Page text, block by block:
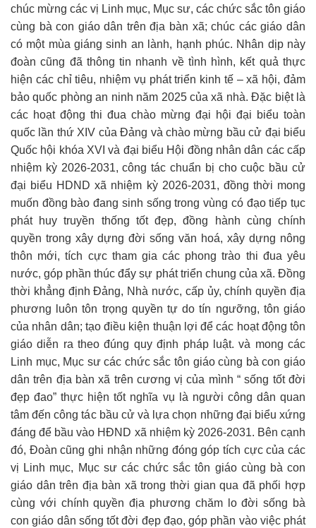
chúc mừng các vị Linh mục, Mục sư, các chức sắc tôn giáo
cùng bà con giáo dân trên địa bàn xã; chúc các giáo dân
có một mùa giáng sinh an lành, hạnh phúc. Nhân dịp này
đoàn cũng đã thông tin nhanh về tình hình, kết quả thực
hiện các chỉ tiêu, nhiệm vụ phát triển kinh tế – xã hội, đảm
bảo quốc phòng an ninh năm 2025 của xã nhà. Đặc biệt là
các hoạt động thi đua chào mừng đại hội đại biểu toàn
quốc lần thứ XIV của Đảng và chào mừng bầu cử đại biểu
Quốc hội khóa XVI và đại biểu Hội đồng nhân dân các cấp
nhiệm kỳ 2026-2031, công tác chuẩn bị cho cuộc bầu cử
đại biểu HDND xã nhiệm kỳ 2026-2031, đồng thời mong
muốn đồng bào đang sinh sống trong vùng có đạo tiếp tục
phát huy truyền thống tốt đẹp, đồng hành cùng chính
quyền trong xây dựng đời sống văn hoá, xây dựng nông
thôn mới, tích cực tham gia các phong trào thi đua yêu
nước, góp phần thúc đẩy sự phát triển chung của xã. Đồng
thời khẳng định Đảng, Nhà nước, cấp ủy, chính quyền địa
phương luôn tôn trọng quyền tự do tín ngưỡng, tôn giáo
của nhân dân; tạo điều kiện thuận lợi để các hoạt động tôn
giáo diễn ra theo đúng quy định pháp luật. và mong các
Linh mục, Mục sư các chức sắc tôn giáo cùng bà con giáo
dân trên địa bàn xã trên cương vị của mình “ sống tốt đời
đẹp đao” thực hiện tốt nghĩa vụ là người công dân quan
tâm đến công tác bầu cử và lựa chọn những đại biểu xứng
đáng để bầu vào HĐND xã nhiệm kỳ 2026-2031. Bên cạnh
đó, Đoàn cũng ghi nhận những đóng góp tích cực của các
vị Linh mục, Mục sư các chức sắc tôn giáo cùng bà con
giáo dân trên địa bàn xã trong thời gian qua đã phối hợp
cùng với chính quyền địa phương chăm lo đời sống bà
con giáo dân sống tốt đời đẹp đạo, góp phần vào việc phát